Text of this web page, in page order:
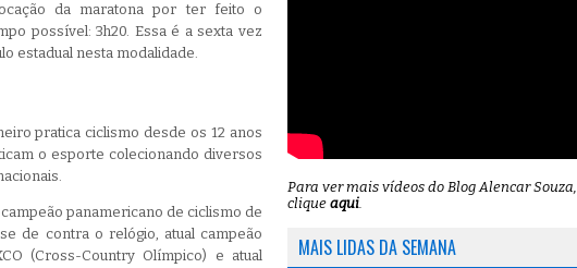
da maratona por ter feito o
possível: 3h20. Essa é a sexta vez
estadual nesta modalidade.
pratica ciclismo desde os 12 anos
o esporte colecionando diversos
panamericano de ciclismo de
de contra o relógio, atual campeão
(Cross-Country Olímpico) e atual
Para ver mais vídeos do Blog Alencar Souza,
clique aqui.
MAIS LIDAS DA SEMANA